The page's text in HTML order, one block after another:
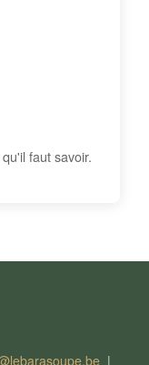
faut savoir.
|